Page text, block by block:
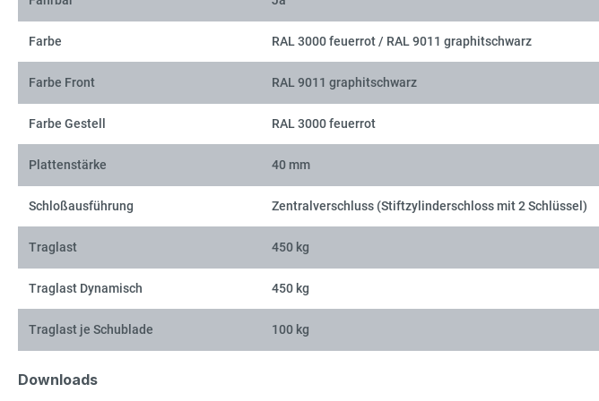
Farbe RAL 3000 feuerrot / RAL 9011 graphitschwarz
Farbe Front RAL 9011 graphitschwarz
Farbe Gestell RAL 3000 feuerrot
Plattenstärke 40 mm
Schloßausführung Zentralverschluss (Stiftzylinderschloss mit 2 Schlüssel)
Traglast 450 kg
Traglast Dynamisch 450 kg
Traglast je Schublade 100 kg
Downloads